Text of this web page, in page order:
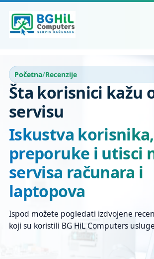
Početna/Recenzije
Šta korisnici kažu
servisu
Iskustva korisnika,
preporuke i utisci
servisa računara i
laptopova
Ispod možete pogledati izdvojene
koji su koristili BG HiL Computers